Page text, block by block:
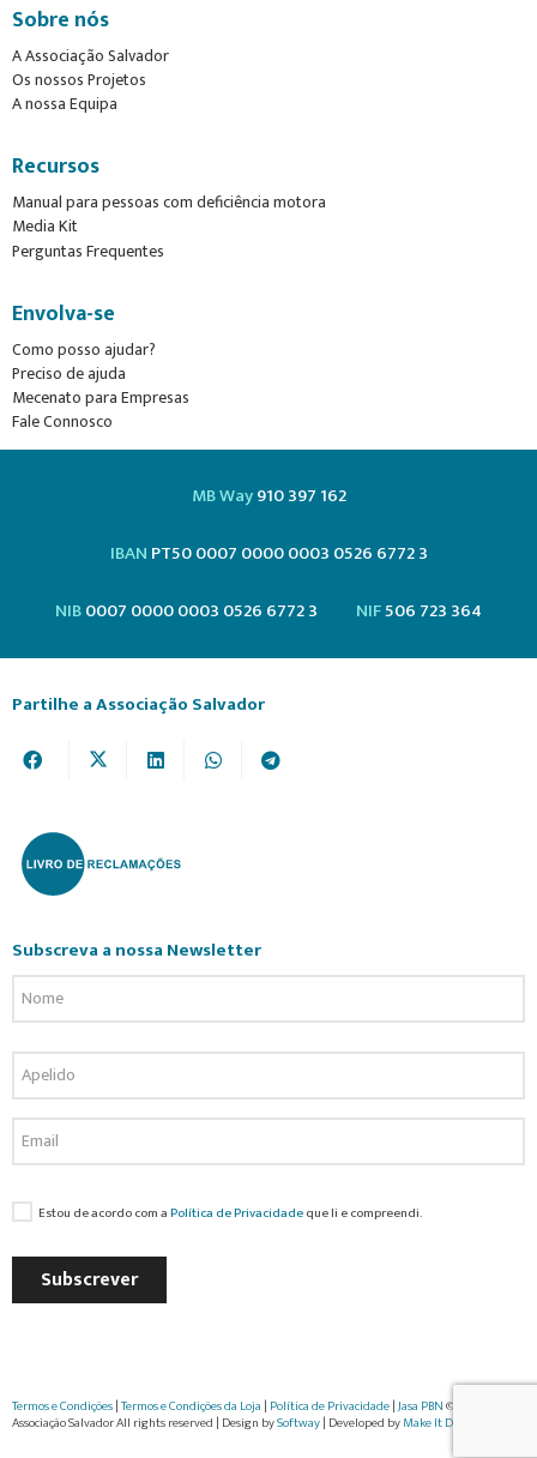
Sobre nós
A Associação Salvador
Os nossos Projetos
A nossa Equipa
Recursos
Manual para pessoas com deficiência motora
Media Kit
Perguntas Frequentes
Envolva-se
Como posso ajudar?
Preciso de ajuda
Mecenato para Empresas
Fale Connosco
MB Way910 397 162
IBAN PT50 0007 0000 0003 0526 6772 3
NIB0007 0000 0003 0526 6772 3 NIF506 723 364
Partilhe a Associação Salvador
Subscreva a nossa Newsletter
Estou de acordo com aPolítica de Privacidadeque li e compreendi.
Subscrever
Termos e Condições|Termos e Condições da Loja | Política de Privacidade|Jasa PBN© 2022
Associação Salvador All rights reserved | Design bySoftway| Developed byMake It Digital